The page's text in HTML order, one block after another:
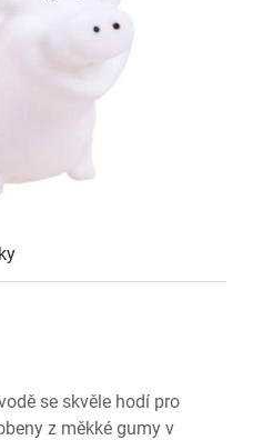
se skvěle hodí pro
z měkké gumy v